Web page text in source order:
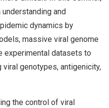
and
dynamics by
massive viral genome
experimental datasets to
genotypes, antigenicity,
the control of viral